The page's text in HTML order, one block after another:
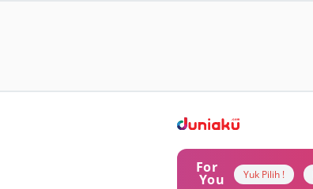
For
You Yuk Pilih !